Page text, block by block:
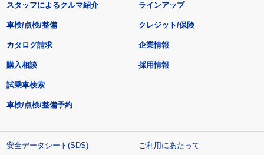
スタッフによるクルマ紹介 ラインアップ
車検/点検/整備 クレジット/保険
カタログ請求
購入相談
試乗車検索
車検/点検/整備予約
企業情報
採用情報
安全データシート(SDS)
ご利用にあたって